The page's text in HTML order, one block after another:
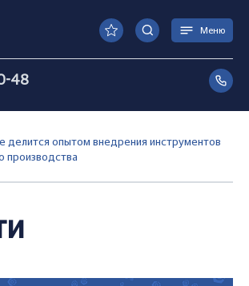
Меню
48
делится опытом внедрения инструментов
производства